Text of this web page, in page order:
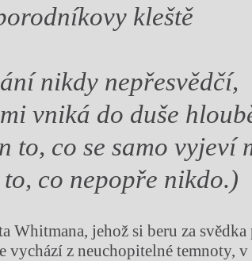
kleště
nikdy nepřesvědčí,
vniká do duše
to, co se samo vyjeví
co nepopře nikdo.)
Whitmana, jehož si beru za svědka
vychází z neuchopitelné temnoty,